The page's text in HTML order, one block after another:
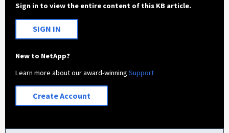
Sign in to view the entire content of this KB article.
SIGN IN
New to NetApp?
Learn more about our award-winningSupport
Create Account